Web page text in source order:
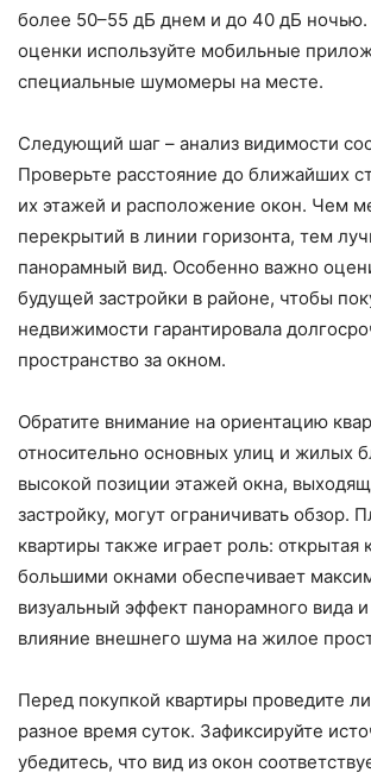
более 50–55 дБ днем и до 40 дБ
оценки используйте мобильные
специальные шумомеры на месте.
Следующий шаг – анализ видимости
Проверьте расстояние до ближайших
их этажей и расположение окон. Чем
перекрытий в линии горизонта, тем
панорамный вид. Особенно важно
будущей застройки в районе, чтобы
недвижимости гарантировала
пространство за окном.
Обратите внимание на ориентацию
относительно основных улиц и жилых
высокой позиции этажей окна,
застройку, могут ограничивать обзор.
квартиры также играет роль: открытая
большими окнами обеспечивает
визуальный эффект панорамного вида
влияние внешнего шума на жилое
Перед покупкой квартиры проведите
разное время суток. Зафиксируйте
убедитесь, что вид из окон